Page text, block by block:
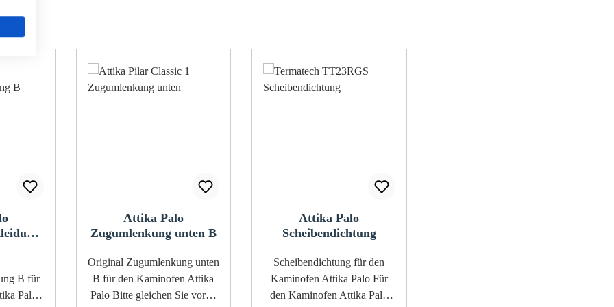
für
Palo
Attika Palo
Zugumlenkung unten B
Original Zugumlenkung unten
B für den Kaminofen Attika
Palo Bitte gleichen Sie vorab
Attika Palo
Scheibendichtung
Scheibendichtung für den
Kaminofen Attika Palo Für
den Kaminofen Attika Palo